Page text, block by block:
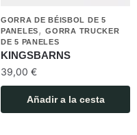
GORRA DE BÉISBOL DE 5
PANELES,GORRA TRUCKER
DE 5 PANELES
KINGSBARNS
39,00 €
Añadir a la cesta